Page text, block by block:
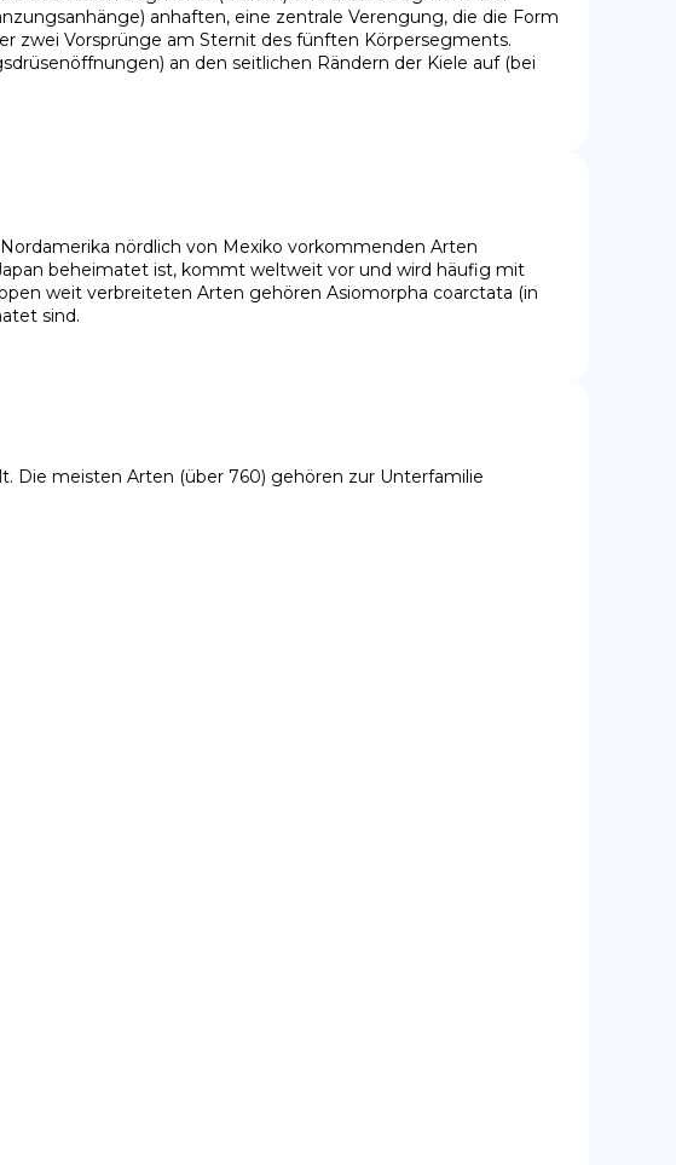
anhaften, eine zentrale Verengung, die die Form
zwei Vorsprünge am Sternit des fünften Körpersegments.
an den seitlichen Rändern der Kiele auf (bei
nördlich von Mexiko vorkommenden Arten
beheimatet ist, kommt weltweit vor und wird häufig mit
weit verbreiteten Arten gehören Asiomorpha coarctata (in
sind.
Die meisten Arten (über 760) gehören zur Unterfamilie